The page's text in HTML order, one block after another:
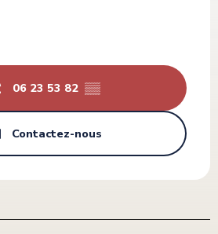
06 23 53 82 ▒▒
Contactez-nous